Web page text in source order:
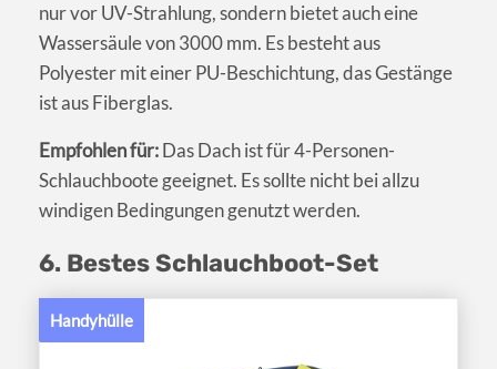
nur vor UV-Strahlung, sondern bietet auch eine
Wassersäule von 3000 mm. Es besteht aus
Polyester mit einer PU-Beschichtung, das Gestänge
ist aus Fiberglas.
Empfohlen für:Das Dach ist für 4-Personen-
Schlauchboote geeignet. Es sollte nicht bei allzu
windigen Bedingungen genutzt werden.
6. Bestes Schlauchboot-Set
Handyhülle